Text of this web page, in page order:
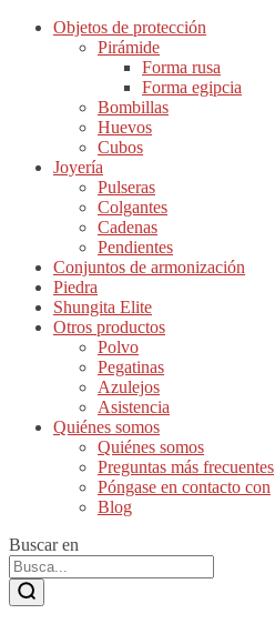
Objetos de protección
Pirámide
Forma rusa
Forma egipcia
Bombillas
Huevos
Cubos
Joyería
Pulseras
Colgantes
Cadenas
Pendientes
Conjuntos de armonización
Piedra
Shungita Elite
Otros productos
Polvo
Pegatinas
Azulejos
Asistencia
Quiénes somos
Quiénes somos
Preguntas más frecuentes
Póngase en contacto con
Blog
Buscar en